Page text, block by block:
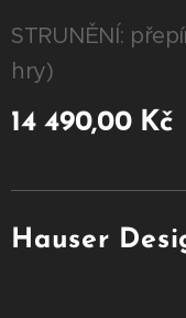
STRUNĚNÍ:
hry)
14 490,00Kč
Hauser